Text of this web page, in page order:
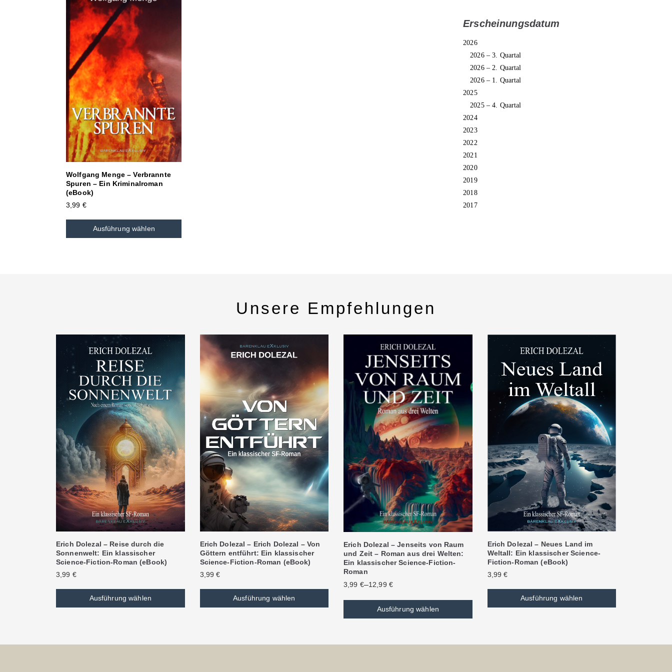
Wolfgang Menge – Verbrannte
Spuren – Ein Kriminalroman
(eBook)
3,99 €
Ausführung wählen
Erscheinungsdatum
2026
2026 – 3. Quartal
2026 – 2. Quartal
2026 – 1. Quartal
2025
2025 – 4. Quartal
2024
2023
2022
2021
2020
2019
2018
2017
Unsere Empfehlungen
Erich Dolezal – Reise durch die
Sonnenwelt: Ein klassischer
Science-Fiction-Roman (eBook)
3,99 €
Ausführung wählen
Erich Dolezal – Erich Dolezal – Von
Göttern entführt: Ein klassischer
Science-Fiction-Roman (eBook)
3,99€
Ausführung wählen
Erich Dolezal – Jenseits von Raum
und Zeit – Roman aus drei Welten:
Ein klassischer Science-Fiction-
Roman
3,99 €–12,99 €
Ausführung wählen
Erich Dolezal – Neues Land im
Weltall: Ein klassischer Science-
Fiction-Roman (eBook)
3,99€
Ausführung wählen